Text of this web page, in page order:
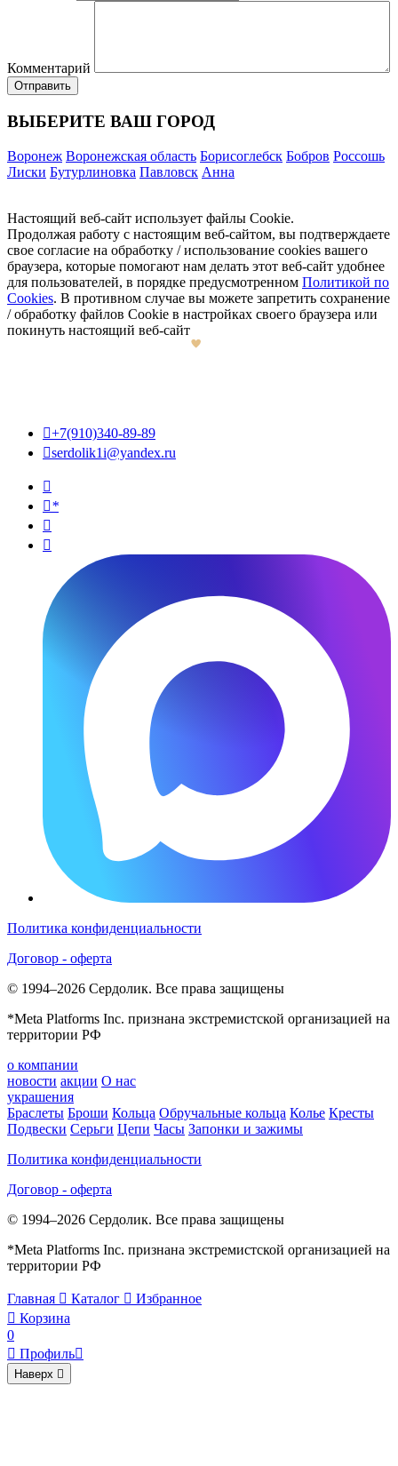
Комментарий
ВЫБЕРИТЕ ВАШ ГОРОД
Воронеж Воронежская область Борисоглебск Бобров Россошь
Лиски Бутурлиновка Павловск Анна
Настоящий веб-сайт использует файлы Cookie.
Продолжая работу с настоящим веб-сайтом, вы подтверждаете
свое согласие на обработку / использование cookies вашего
браузера, которые помогают нам делать этот веб-сайт удобнее
для пользователей, в порядке предусмотренном Политикой по
Cookies. В противном случае вы можете запретить сохранение
/ обработку файлов Cookie в настройках своего браузера или
покинуть настоящий веб-сайт
+7(910)340-89-89
serdolik1i@yandex.ru

*


Политика конфиденциальности
Договор - оферта
© 1994–2026 Сердолик. Все права защищены
*Meta Platforms Inc. признана экстремистской организацией на
территории РФ
о компании
новости акции О нас
украшения
Браслеты Броши Кольца Обручальные кольца Колье Кресты
Подвески Серьги Цепи Часы Запонки и зажимы
Политика конфиденциальности
Договор - оферта
© 1994–2026 Сердолик. Все права защищены
*Meta Platforms Inc. признана экстремистской организацией на
территории РФ
Главная  Каталог  Избранное
 Корзина
0
 Профиль
Наверх 